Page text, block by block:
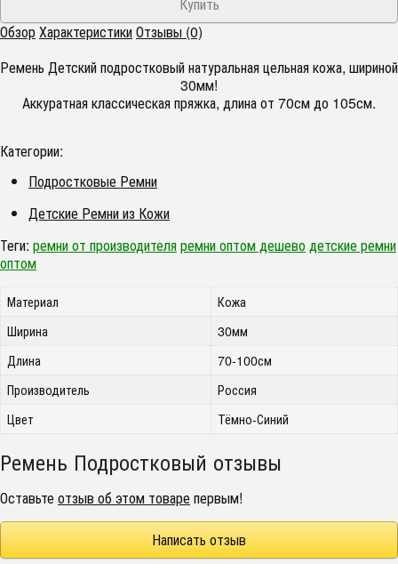
ОбзорХарактеристикиОтзывы (0)
Ремень Детский подростковый натуральная цельная кожа, шириной
30мм!
Аккуратная классическая пряжка, длина от 70см до 105см.
Категории:
Подростковые Ремни
Детские Ремни из Кожи
Теги: ремни от производителяремни оптом дешеводетские ремни
оптом
Материал
Кожа
Ширина
30мм
Длина
70-100см
Производитель
Россия
Цвет
Тёмно-Синий
Ремень Подростковый отзывы
Оставьтеотзыв об этом товарепервым!
Написать отзыв